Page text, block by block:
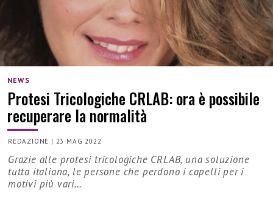
NEWS
Protesi Tricologiche CRLAB: ora è possibile
recuperare la normalità
REDAZIONE | 23 MAG 2022
Grazie alle protesi tricologiche CRLAB, una soluzione
tutta italiana, le persone che perdono i capelli per i
motivi più vari…